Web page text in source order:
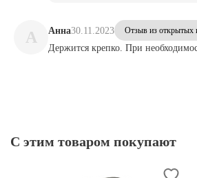
А Анна30.11.2023 Отзыв из открытых
Держится крепко. При
С этим товаром покупают